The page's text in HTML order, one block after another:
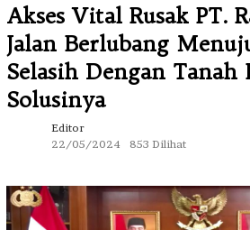
Akses Vital Rusak PT.
Jalan Berlubang
Selasih Dengan Tanah
Solusinya
Editor
22/05/2024
853 Dilihat